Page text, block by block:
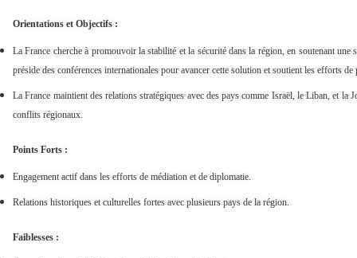
Orientations et Objectifs :
La France cherche à promouvoir la stabilité et la sécurité dans la région, en soutenant
préside des conférences internationales pour avancer cette solution et soutient les efforts
La France maintient des relations stratégiques avec des pays comme Israël, le Liban, et la
conflits régionaux.
Points Forts :
Engagement actif dans les efforts de médiation et de diplomatie.
Relations historiques et culturelles fortes avec plusieurs pays de la région.
Faiblesses :